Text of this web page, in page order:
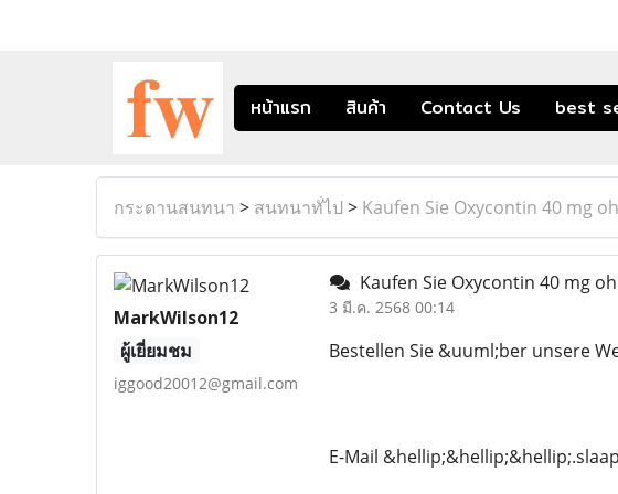
หน้าแรก สินค้า Contact Us best
กระดานสนทนา > สนทนาทั่ไป > Kaufen Sie Oxycontin 40 mg
MarkWilson12
ผู้เยี่ยมชม
iggood20012@gmail.com
Kaufen Sie Oxycontin 40 mg
3 มี.ค. 2568 00:14
Bestellen Sie &uuml;ber unsere
E-Mail